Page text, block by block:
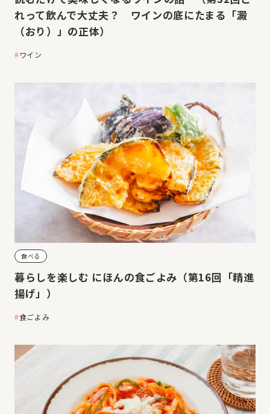
れって飲んで大丈夫？ ワインの底にたまる「澱
（おり）」の正体）
ワイン
食べる
暮らしを楽しむ にほんの食ごよみ（第16回「精進
揚げ」）
食ごよみ